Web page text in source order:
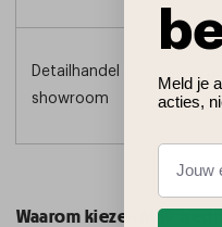
Detailhandel /
showroom
Waarom kiezen MKB-
Meld je
acties,